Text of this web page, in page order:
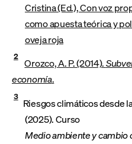
Cristina (Ed.), Con voz
como apuesta teórica y
oveja roja
2
Orozco, A. P. (2014).
economía.
3
Riesgos climáticos desde
(2025). Curso
Medio ambiente y cambio